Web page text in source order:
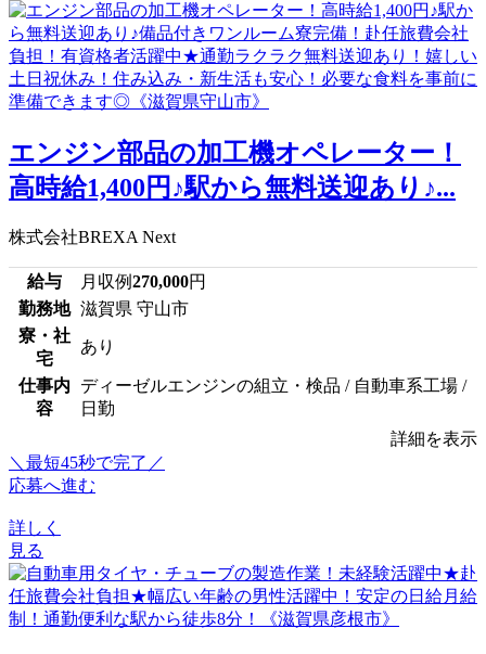
エンジン部品の加工機オペレーター！
高時給1,400円♪駅から無料送迎あり♪...
株式会社BREXA Next
給与 月収例270,000円
勤務地 滋賀県 守山市
寮・社
宅
あり
仕事内
容
ディーゼルエンジンの組立・検品 / 自動車系工場 /
日勤
詳細を表示
＼最短45秒で完了／
応募へ進む
詳しく
見る